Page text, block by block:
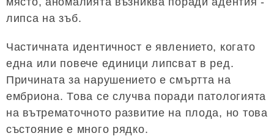
липса на зъб.
Частичната идентичност е явлението, когато
една или повече единици липсват в ред.
Причината за нарушението е смъртта на
ембриона. Това се случва поради патологията
на вътрематочното развитие на плода, но това
състояние е много рядко.